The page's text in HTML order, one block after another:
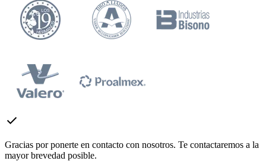
check
Gracias por ponerte en contacto con nosotros. Te contactaremos a la
mayor brevedad posible.